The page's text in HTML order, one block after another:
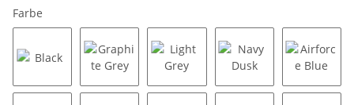
Farbe
Black Graphite GreyLight Grey Navy Dusk